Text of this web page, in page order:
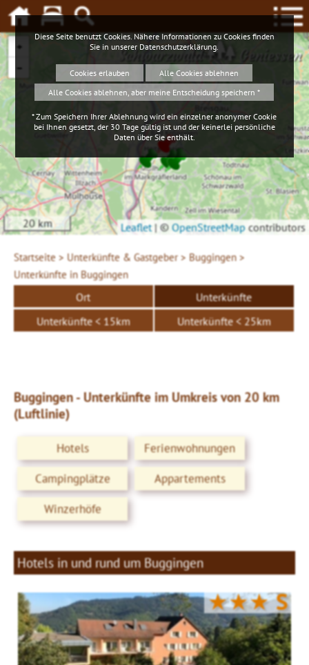
Schwarzwald Geniessen
+
−
20 km Leaflet |©OpenStreetMapcontributors
Startseite > Unterkünfte & Gastgeber > Buggingen >
Unterkünfte in Buggingen
Ort
Unterkünfte
Unterkünfte < 15km
Unterkünfte < 25km
Buggingen - Unterkünfte im Umkreis von 20 km
(Luftlinie)
Hotels
Ferienwohnungen
Campingplätze
Appartements
Winzerhöfe
Hotels in und rund um Buggingen
★★★S
Diese Seite benutzt Cookies. Nähere Informationen zu Cookies finden
Sie in unserer Datenschutzerklärung
Cookies erlauben
Alle Cookies ablehnen
Alle Cookies ablehnen, aber meine Entscheidung speichern *
* Zum Speichern Ihrer Ablehnung wird ein einzelner anonymer Cookie
bei Ihnen gesetzt, der 30 Tage gültig ist und der keinerlei persönliche
Daten über Sie enthält.